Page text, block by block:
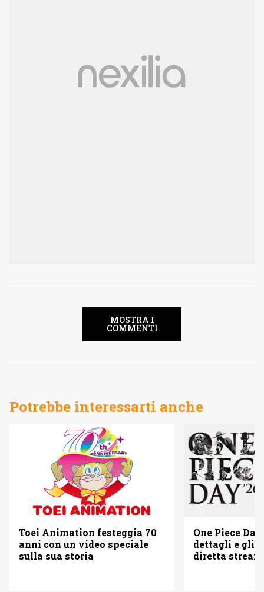
MOSTRA I
COMMENTI
Potrebbe interessarti anche
Toei Animation festeggia 70
anni con un video speciale
sulla sua storia
One Piece
dettagli e gli
diretta